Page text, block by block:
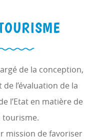
de la conception,
l’évaluation de la
l’Etat en matière de
tourisme.
mission de favoriser